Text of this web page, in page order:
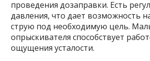
проведения дозаправки. Есть
давления, что дает возможность
струю под необходимую цель.
опрыскивателя способствует
ощущения усталости.